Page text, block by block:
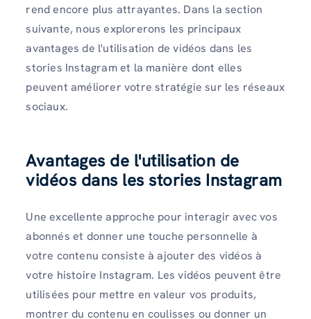
rend encore plus attrayantes. Dans la section
suivante, nous explorerons les principaux
avantages de l'utilisation de vidéos dans les
stories Instagram et la manière dont elles
peuvent améliorer votre stratégie sur les réseaux
sociaux.
Avantages de l'utilisation de
vidéos dans les stories Instagram
Une excellente approche pour interagir avec vos
abonnés et donner une touche personnelle à
votre contenu consiste à ajouter des vidéos à
votre histoire Instagram. Les vidéos peuvent être
utilisées pour mettre en valeur vos produits,
montrer du contenu en coulisses ou donner un